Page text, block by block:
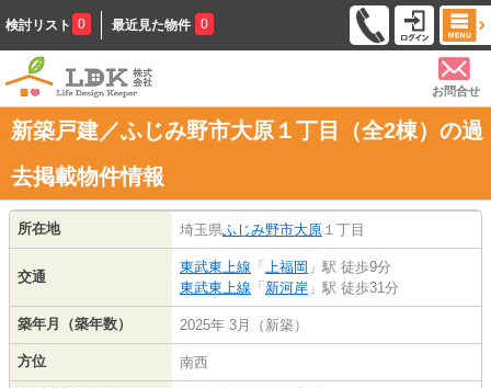
検討リスト 0 最近見た物件 0
お問合せ
新築戸建／ふじみ野市大原１丁目（全2棟）の過
去掲載物件情報
所在地 埼玉県ふじみ野市大原 １丁目
交通
東武東上線 「 上福岡 」駅 徒歩9分
東武東上線 「 新河岸 」駅 徒歩31分
築年月（築年数） 2025年 3月（新築）
方位 南西